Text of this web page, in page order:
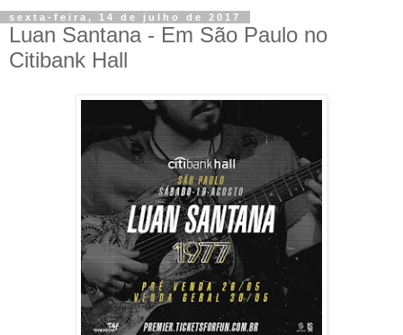
sexta-feira, 14 de julho de 2017
Luan Santana - Em São Paulo no
Citibank Hall